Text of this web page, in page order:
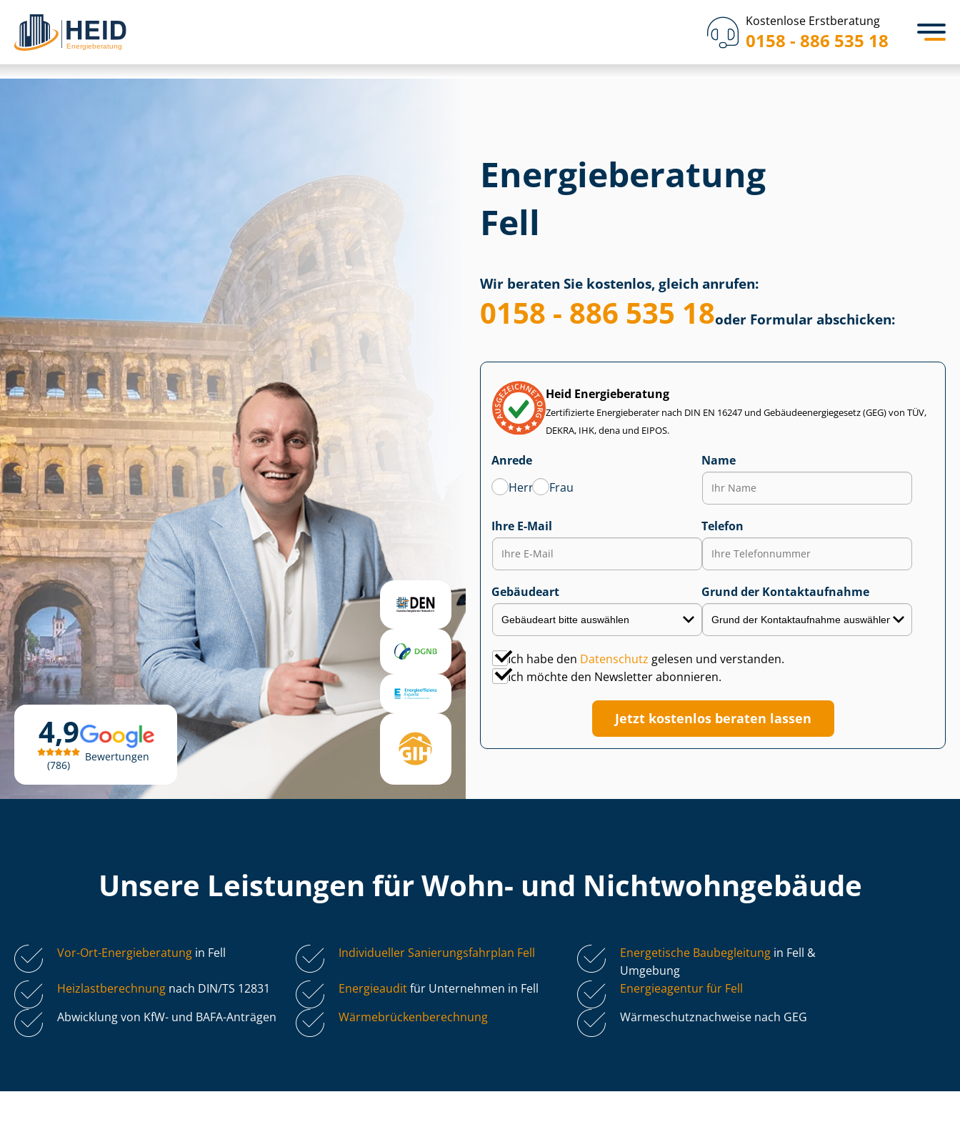
Kostenlose Erstberatung
0158 - 886 535 18
4,9
786
Bewertungen
Energieberatung
Fell
Wir beraten Sie kostenlos, gleich anrufen:
0158 - 886 535 18oder Formular abschicken:
Heid Energieberatung
Zertifizierte Energieberater nach DIN EN 16247 und Ge­bäu­de­en­er­gie­ge­setz (GEG) von TÜV,
DEKRA, IHK, dena und EIPOS.
Anrede
Herr
Frau
Name
Ihre E-Mail Telefon
Gebäudeart Grund der Kontaktaufnahme
Ich habe den Datenschutz gelesen und verstanden.
Ich möchte den Newsletter abonnieren.
Jetzt kostenlos beraten lassen
Unsere Leistungen für Wohn- und Nicht­wohn­ge­bäu­de
Vor-Ort-Energieberatung in Fell Individueller Sa­nie­rungs­fahr­plan Fell Energetische Baubegleitung in Fell &
Umgebung
Heiz­last­be­rech­nung nach DIN/TS 12831 Energieauditfür Unternehmen in Fell
Energieagentur für Fell
Abwicklung von KfW- und BAFA-Anträgen
Wär­me­brü­cken­be­rech­nung Wär­me­schutz­nach­wei­se nach GEG